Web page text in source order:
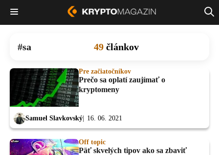
sa 49 článkov
Pre začiatočníkov
Prečo sa oplatí zaujímať o
kryptomeny
Samuel Slavkovský 16. 06. 2021
Off topic
Päť skvelých tipov ako sa zbaviť